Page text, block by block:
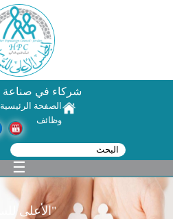
شركاء في صناعة
الصفحة الرئيسية
وظائف
استمارة البحث
‏بحث ‏
☰
"الأعلى